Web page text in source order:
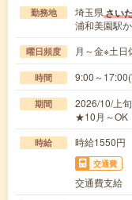
勤務地 埼玉県さい
浦和美園駅
曜日頻度 月～金※土日
時間 9:00～
期間
2026/10/上
★10月～OK
時給 時給1550円
交通費
交通費支給